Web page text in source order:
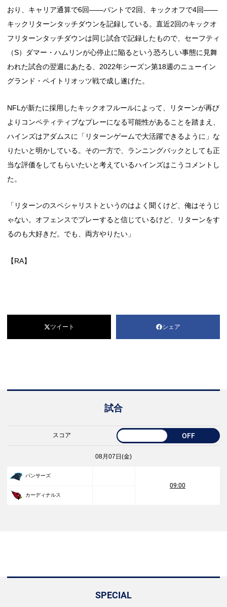
おり、キャリア通算で6回――パントで2回、キックオフで4回――
キックリターンタッチダウンを記録している。直近2回のキックオ
フリターンタッチダウンは同じ試合で記録したもので、セーフティ
（S）ダマー・ハムリンが心停止に陥るという恐ろしい事態に見舞
われた試合の翌週にあたる、2022年シーズン第18週のニューイン
グランド・ペイトリオッツ戦で成し遂げた。
NFLが新たに採用したキックオフルールによって、リターンが再び
よりコンペティティブなプレーになる可能性があることを踏まえ、
ハインズはアダムスに「リターンゲームで大活躍できるように」な
りたいと明かしている。その一方で、ランニングバックとしても正
当な評価をしてもらいたいと考えているハインズはこうコメントし
た。
「リターンのスペシャリストというのはよく聞くけど、俺はそうじ
ゃない。オフェンスでプレーすると信じているけど、リターンをす
るのも大好きだ。でも、両方やりたい」
【RA】
ツイート シェア
試合
スコア OFF
08月07日(金)
パンサーズ
09:00
カーディナルス
SPECIAL